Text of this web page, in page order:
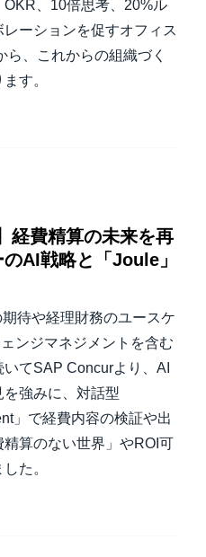
、10倍思考、20%ル
ーションを促すオフィス
、これからの組織づく
す。
経費精算の未来を再
AI戦略と「Joule」
待や経理財務のユースケ
ンジマネジメントを含む
てSAP Concurより、AI
強みに、対話型
」で経費内容の検証や出
算のない世界」やROI可
た。